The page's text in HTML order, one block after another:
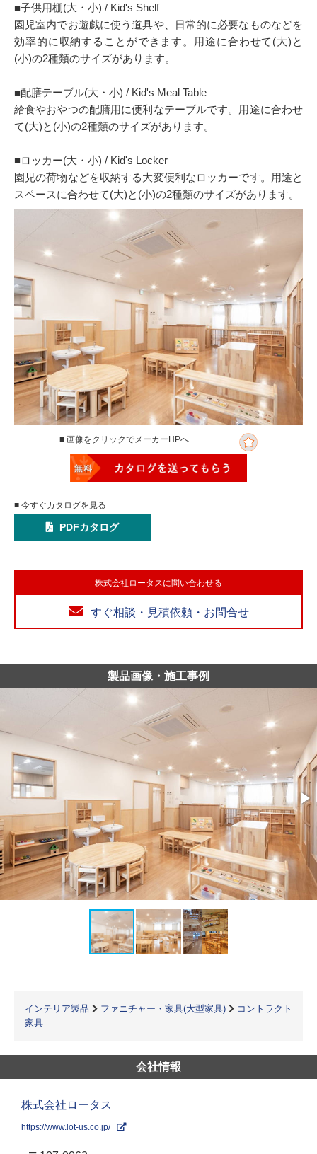
■子供用棚(大・小) / Kid's Shelf
園児室内でお遊戯に使う道具や、日常的に必要なものなどを
効率的に収納することができます。用途に合わせて(大)と
(小)の2種類のサイズがあります。
■配膳テーブル(大・小) / Kid's Meal Table
給食やおやつの配膳用に便利なテーブルです。用途に合わせ
て(大)と(小)の2種類のサイズがあります。
■ロッカー(大・小) / Kid's Locker
園児の荷物などを収納する大変便利なロッカーです。用途と
スペースに合わせて(大)と(小)の2種類のサイズがあります。
■ 画像をクリックでメーカーHPへ
■ 今すぐカタログを見る
PDFカタログ
株式会社ロータスに問い合わせる
すぐ相談・見積依頼・お問合せ
製品画像・施工事例
インテリア製品 ファニチャー・家具(大型家具)
コントラクト
家具
会社情報
株式会社ロータス
https://www.lot-us.co.jp/